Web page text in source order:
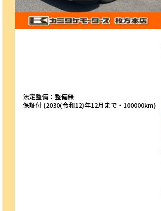
法定整備：整備無
保証付 (2030(令和12)年12月まで・100000km)